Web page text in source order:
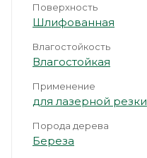
Поверхность
Шлифованная
Влагостойкость
Влагостойкая
Применение
для лазерной резки
Порода дерева
Береза